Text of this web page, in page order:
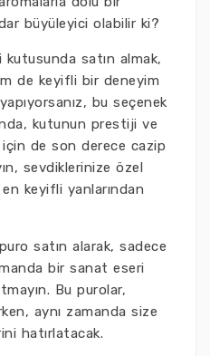
büyüleyici olabilir ki?
kutusunda satın almak,
de keyifli bir deneyim
bu seçenek
kutunun prestiji ve
de son derece cazip
sevdiklerinize özel
keyifli yanlarından
satın alarak, sadece
bir sanat eseri
Bu purolar,
aynı zamanda size
hatırlatacak.